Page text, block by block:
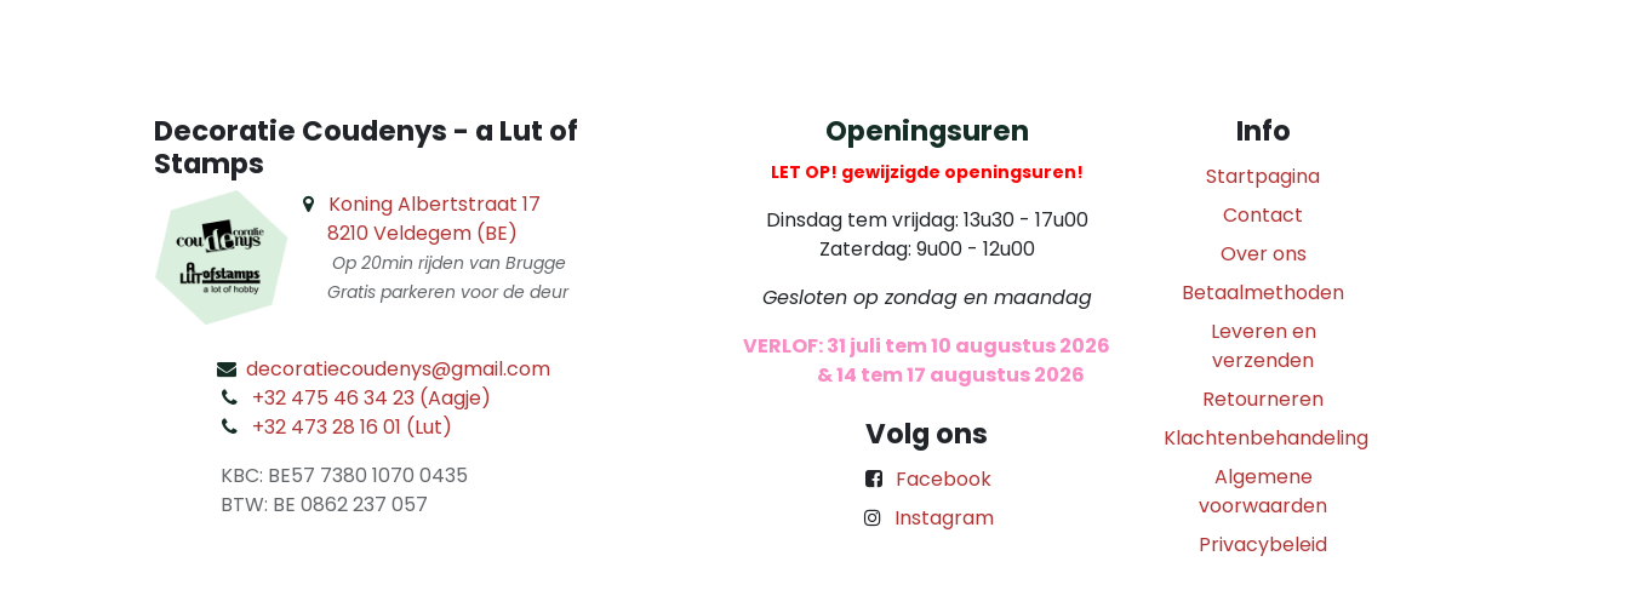
Decoratie Coudenys - a Lut of
Stamps
Koning Albertstraat 17
8210 Veldegem (BE)
Op 20min rijden van Brugge
Gratis parkeren voor de deur
decoratiecoudenys@gmail.com
+32 475 46 34 23 (Aagje)
+32 473 28 16 01 (Lut)
KBC: BE57 7380 1070 0435
​ BTW: BE 0862 237 057
Openingsuren
LET OP! gewijzigde openingsuren!
Dinsdag tem vrijdag: 13u30 - 17u00
Zaterdag: 9u00 - 12u00
Gesloten op zondag en maandag
VERLOF: 31 juli tem 10 augustus 2026
& 14 tem 17 augustus 2026
Info
Startpagina
Contact
Over ons
Betaalmethoden
Leveren en
verzenden
Retourneren
Klachtenbehandeling
Algemene
voorwaarden
Privacybeleid
Volg ons
Facebook
Instagram